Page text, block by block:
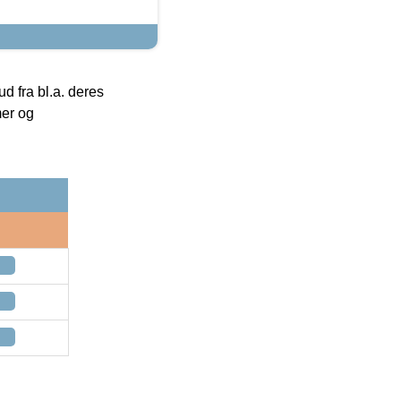
fra bl.a. deres
og